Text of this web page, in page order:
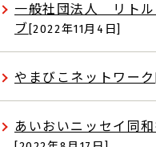
一般社団法人 リトル
ブ [2022年11月4日]
やまびこネットワーク
あいおいニッセイ同